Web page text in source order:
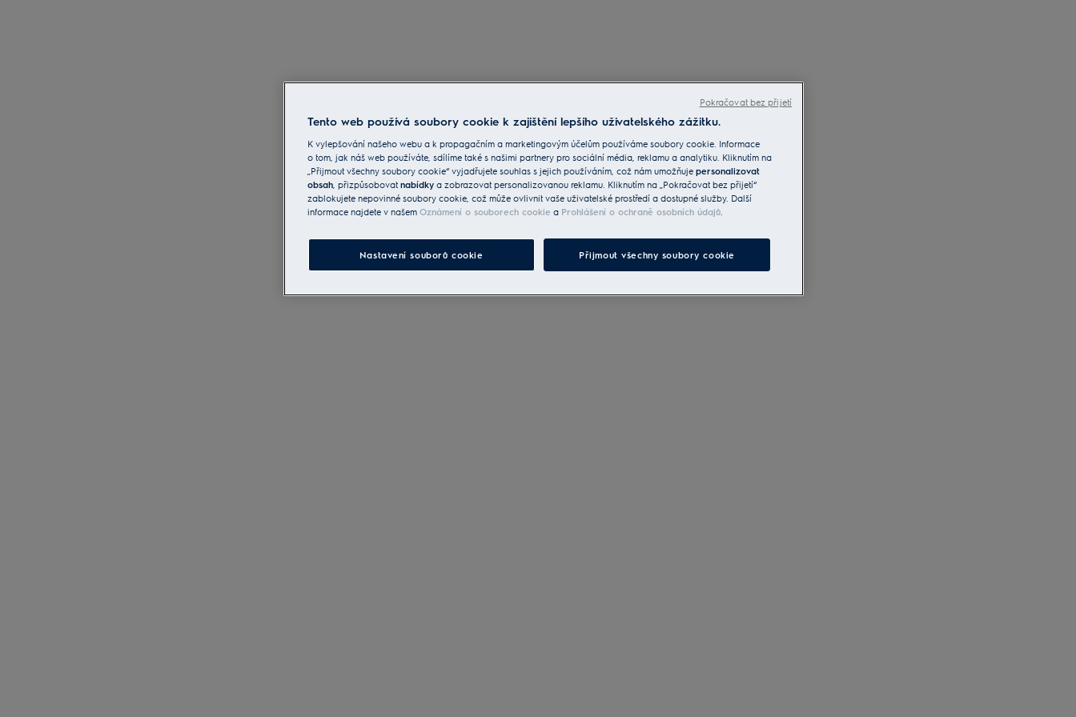
Tento web používá soubory cookie k zajištění lepšího uživatelského zážitku.
K vylepšování našeho webu a k propagačním a marketingovým účelům používáme soubory cookie. Informace
o tom, jak náš web používáte, sdílíme také s našimi partnery pro sociální média, reklamu a analytiku. Kliknutím na
„Přijmout všechny soubory cookie“ vyjadřujete souhlas s jejich používáním, což nám umožňuje personalizovat
obsah, přizpůsobovat nabídky a zobrazovat personalizovanou reklamu. Kliknutím na „Pokračovat bez přijetí“
zablokujete nepovinné soubory cookie, což může ovlivnit vaše uživatelské prostředí a dostupné služby. Další
informace najdete v našem Oznámení o souborech cookie a Prohlášení o ochraně osobních údajů.
Nastavení souborů cookie Přijmout všechny soubory cookie
Pokračovat bez přijetí